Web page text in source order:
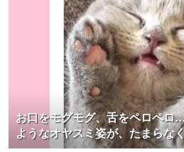
お口をモグモグ、舌をペロペロ
ようなオヤスミ姿が、たまらな